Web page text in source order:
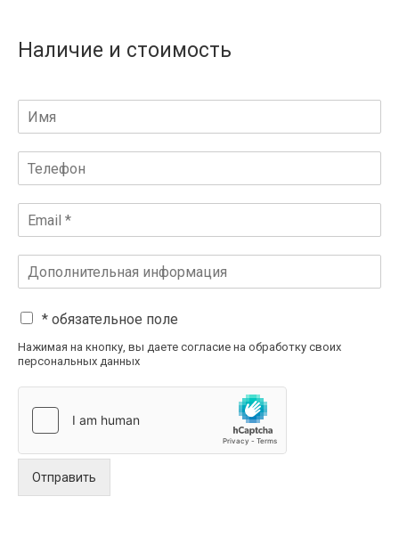
Наличие и стоимость
* обязательное поле
Нажимая на кнопку, вы даете согласие на обработку своих
персональных данных
Отправить